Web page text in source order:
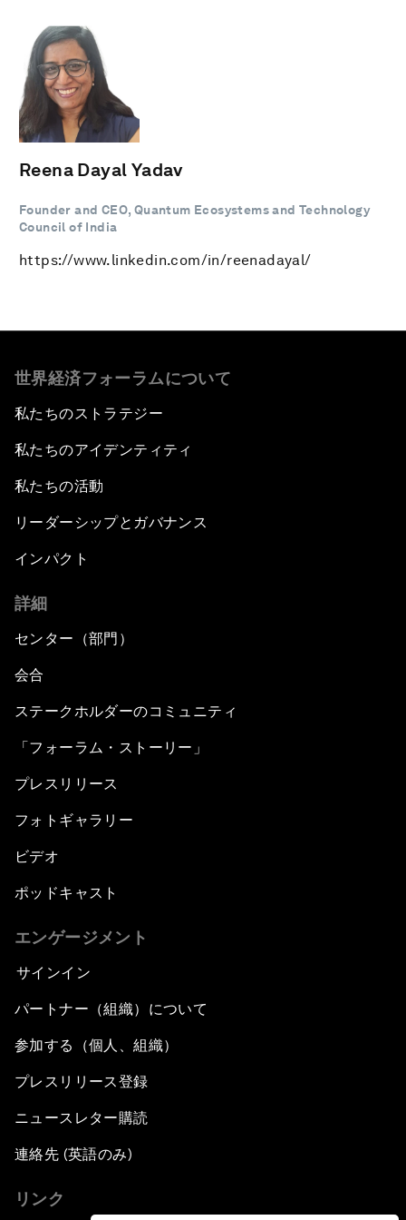
Reena Dayal Yadav
Founder and CEO, Quantum Ecosystems and Technology
Council of India
https://www.linkedin.com/in/reenadayal/
世界経済フォーラムについて
私たちのストラテジー
私たちのアイデンティティ
私たちの活動
リーダーシップとガバナンス
インパクト
詳細
センター（部門）
会合
ステークホルダーのコミュニティ
「フォーラム・ストーリー」
プレスリリース
フォトギャラリー
ビデオ
ポッドキャスト
エンゲージメント
サインイン
パートナー（組織）について
参加する（個人、組織）
プレスリリース登録
ニュースレター購読
連絡先 (英語のみ)
リンク